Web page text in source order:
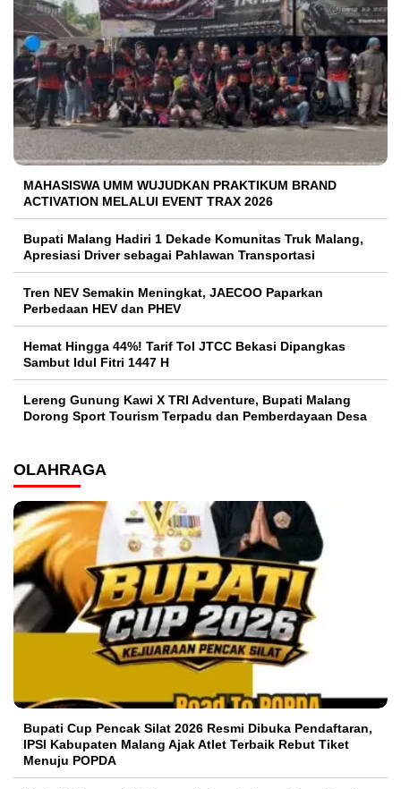
MAHASISWA UMM WUJUDKAN PRAKTIKUM BRAND
ACTIVATION MELALUI EVENT TRAX 2026
Bupati Malang Hadiri 1 Dekade Komunitas Truk Malang,
Apresiasi Driver sebagai Pahlawan Transportasi
Tren NEV Semakin Meningkat, JAECOO Paparkan
Perbedaan HEV dan PHEV
Hemat Hingga 44%! Tarif Tol JTCC Bekasi Dipangkas
Sambut Idul Fitri 1447 H
Lereng Gunung Kawi X TRI Adventure, Bupati Malang
Dorong Sport Tourism Terpadu dan Pemberdayaan Desa
OLAHRAGA
Bupati Cup Pencak Silat 2026 Resmi Dibuka Pendaftaran,
IPSI Kabupaten Malang Ajak Atlet Terbaik Rebut Tiket
Menuju POPDA